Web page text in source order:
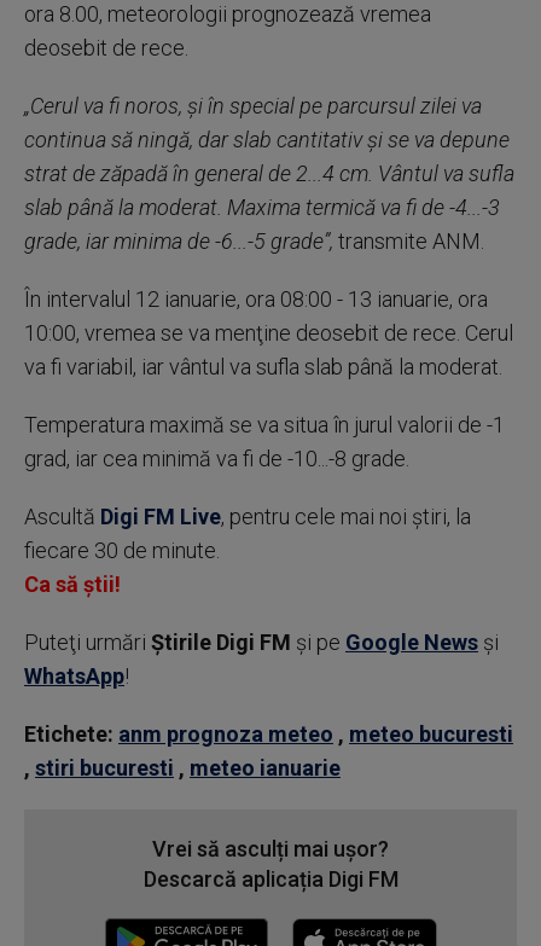
ora 8.00, meteorologii prognozează vremea
deosebit de rece.
„Cerul va fi noros, şi în special pe parcursul zilei va
continua să ningă, dar slab cantitativ şi se va depune
strat de zăpadă în general de 2...4 cm. Vântul va sufla
slab până la moderat. Maxima termică va fi de -4...-3
grade, iar minima de -6...-5 grade”, transmite ANM.
În intervalul 12 ianuarie, ora 08:00 - 13 ianuarie, ora
10:00, vremea se va menţine deosebit de rece. Cerul
va fi variabil, iar vântul va sufla slab până la moderat.
Temperatura maximă se va situa în jurul valorii de -1
grad, iar cea minimă va fi de -10...-8 grade.
Ascultă Digi FM Live, pentru cele mai noi știri, la
fiecare 30 de minute.
Ca să știi!
Puteţi urmări Știrile Digi FM şi pe Google News şi
WhatsApp!
Etichete: anm prognoza meteo , meteo bucuresti
, stiri bucuresti , meteo ianuarie
Vrei să asculți mai ușor?
Descarcă aplicația Digi FM